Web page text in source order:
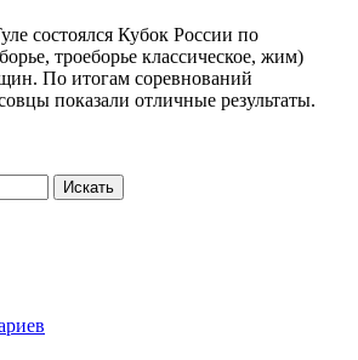
состоялся Кубок России по
троеборье классическое, жим)
По итогам соревнований
показали отличные результаты.